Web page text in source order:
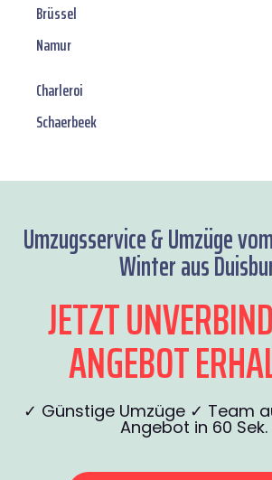
Brüssel
Namur
Charleroi
Schaerbeek
Umzugsservice & Umzüge
Winter aus
JETZT
ANGEBOT
✓ Günstige Umzüge ✓ Team
Angebot in 60